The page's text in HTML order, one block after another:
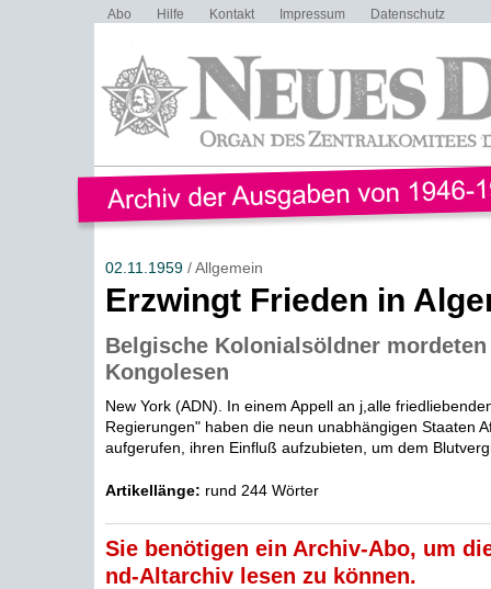
Abo Hilfe Kontakt Impressum Datenschutz
02.11.1959/ Allgemein
Erzwingt Frieden in
Belgische Kolonialsöldner mordeten
Kongolesen
New York (ADN). In einem Appell an j,alle
Regierungen" haben die neun unabhängigen Staaten
aufgerufen, ihren Einfluß aufzubieten, um dem
Artikellänge: rund 244 Wörter
Sie benötigen ein Archiv-Abo, um
nd-Altarchiv lesen zu können.